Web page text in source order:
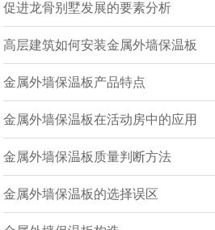
促进龙骨别墅发展的要素分析
高层建筑如何安装金属外墙保温板
金属外墙保温板产品特点
金属外墙保温板在活动房中的应用
金属外墙保温板质量判断方法
金属外墙保温板的选择误区